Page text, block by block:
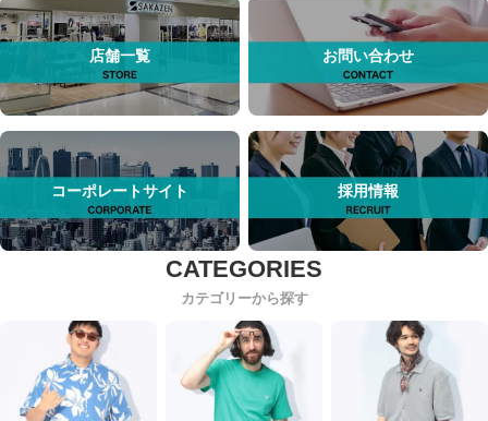
店舗一覧 お問い合わせ
コーポレートサイト 採用情報
カテゴリーから探す